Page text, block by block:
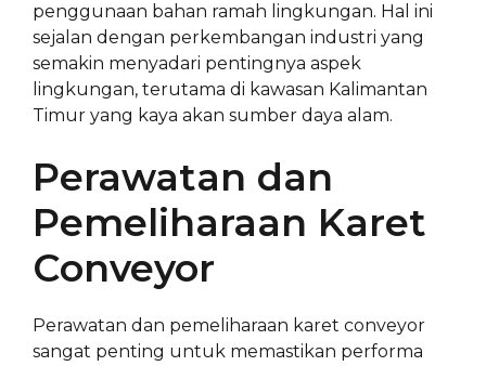
penggunaan bahan ramah lingkungan. Hal ini
sejalan dengan perkembangan industri yang
semakin menyadari pentingnya aspek
lingkungan, terutama di kawasan Kalimantan
Timur yang kaya akan sumber daya alam.
Perawatan dan
Pemeliharaan Karet
Conveyor
Perawatan dan pemeliharaan karet conveyor
sangat penting untuk memastikan performa